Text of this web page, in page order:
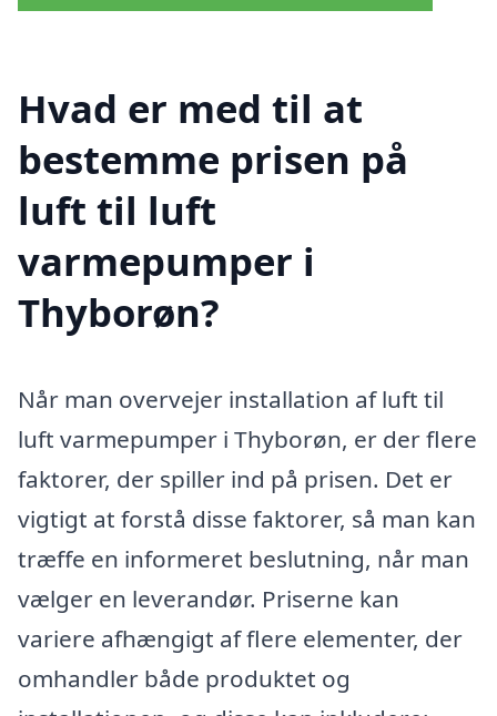
Hvad er med til at
bestemme prisen på
luft til luft
varmepumper i
Thyborøn?
Når man overvejer installation af luft til
luft varmepumper i Thyborøn, er der flere
faktorer, der spiller ind på prisen. Det er
vigtigt at forstå disse faktorer, så man kan
træffe en informeret beslutning, når man
vælger en leverandør. Priserne kan
variere afhængigt af flere elementer, der
omhandler både produktet og